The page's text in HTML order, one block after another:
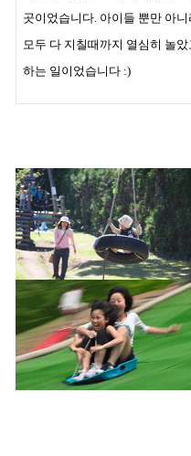
곳이었습니다. 아이들 뿐만 아
모두 다 지칠때까지 열심히 놀
하는 일이었습니다 :)